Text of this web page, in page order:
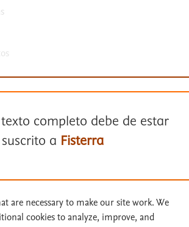
España SLU, sus licenciantes y
completo debe de estar
suscrito a Fisterra
are necessary to make our site work. We
cookies to analyze, improve, and